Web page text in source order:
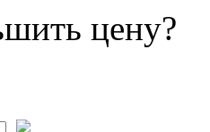
цену?